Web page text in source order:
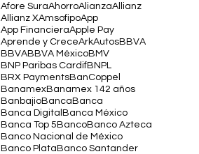
Afore SuraAhorroAlianzaAllianz
Allianz XAmsofipoApp
App FinancieraApple Pay
Aprende y CreceArkAutosBBVA
BBVABBVA MéxicoBMV
BNP Paribas CardifBNPL
BRX PaymentsBanCoppel
BanamexBanamex 142 años
BanbajioBanca Banca
Banca Digital Banca México
Banca Top 5 BancoBanco Azteca
Banco Nacional de México
Banco Plata Banco Santander